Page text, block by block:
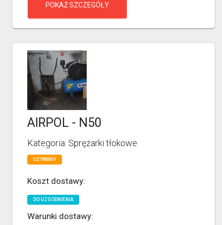
POKAŻ SZCZEGÓŁY
AIRPOL - N50
Kategoria: Sprężarki tłokowe
UŻYWANY
Koszt dostawy:
DO UZGODNIENIA
Warunki dostawy: